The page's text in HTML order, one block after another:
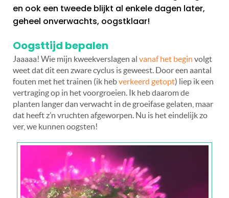
en ook een tweede blijkt al enkele dagen later,
geheel onverwachts, oogstklaar!
Oogsttijd bepalen
Jaaaaa! Wie mijn kweekverslagen al vanaf het begin volgt
weet dat dit een zware cyclus is geweest. Door een aantal
fouten met het trainen (ik hebverkeerd getopt) liep ik een
vertraging op in het voorgroeien. Ik heb daarom de
planten langer dan verwacht in de groeifase gelaten, maar
dat heeft z’n vruchten afgeworpen. Nu is het eindelijk zo
ver, we kunnen oogsten!